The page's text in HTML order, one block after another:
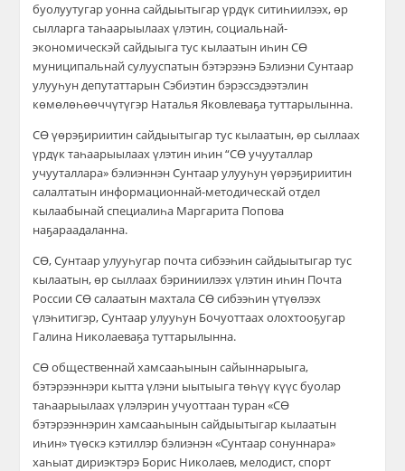
буолуутугар уонна сайдыытыгар үрдүк ситиһиилээх, өр
сылларга таһаарыылаах үлэтин, социальнай-
экономическэй сайдыыга тус кылаатын иһин СӨ
муниципальнай сулууспатын бэтэрээнэ Бэлиэни Сунтаар
улууһун депутаттарын Сэбиэтин бэрэссэдээтэлин
көмөлөһөөччүтүгэр Наталья Яковлеваҕа туттарылынна.
СӨ үөрэҕириитин сайдыытыгар тус кылаатын, өр сыллаах
үрдүк таһаарыылаах үлэтин иһин “СӨ учууталлар
учууталлара» бэлиэннэн Сунтаар улууһун үөрэҕириитин
салалтатын информационнай-методическай отдел
кылаабынай специалиһа Маргарита Попова
наҕараадаланна.
СӨ, Сунтаар улууһугар почта сибээһин сайдыытыгар тус
кылаатын, өр сыллаах бэриниилээх үлэтин иһин Почта
России СӨ салаатын махтала СӨ сибээһин үтүөлээх
үлэһитигэр, Сунтаар улууһун Бочуоттаах олохтооҕугар
Галина Николаеваҕа туттарылынна.
СӨ общественнай хамсааһынын сайыннарыыга,
бэтэрээннэри кытта үлэни ыытыыга төһүү күүс буолар
таһаарыылаах үлэлэрин учуоттаан туран «СӨ
бэтэрээннэрин хамсааһынын сайдыытыгар кылаатын
иһин» түөскэ кэтиллэр бэлиэнэн «Сунтаар сонуннара»
хаһыат дириэктэрэ Борис Николаев, мелодист, спорт